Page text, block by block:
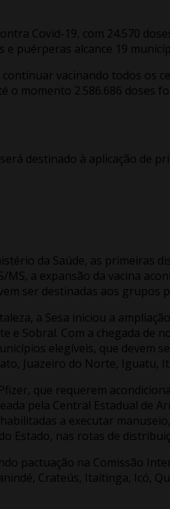
Covid-19, com 24.570
puérperas alcance 19
vacinando todos os
momento 2.586.686 doses
destinado à aplicação de
da Saúde, as primeiras
a expansão da vacina
ser destinadas aos
a Sesa iniciou a
Sobral. Com a chegada de
elegíveis, que devem
Juazeiro do Norte,
que requerem
pela Central Estadual de
a executar
nas rotas de
pactuação na Comissão
Crateús, Itaitinga, Icó,